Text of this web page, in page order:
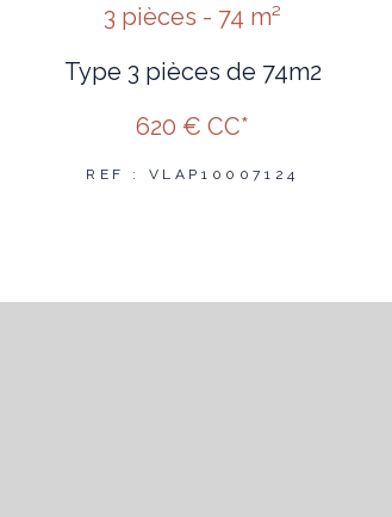
3 pièces - 74 m²
Type 3 pièces de 74m2
620 € CC*
REF : VLAP10007124